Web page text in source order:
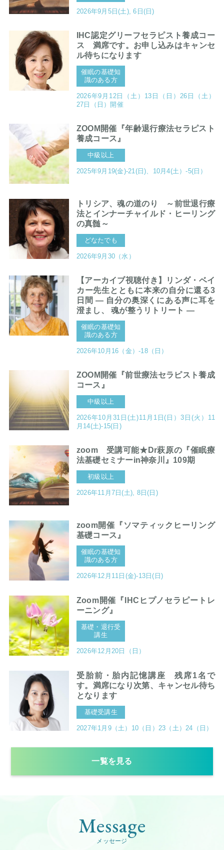
2026年9月5日(土), 6日(日)
IHC認定グリーフセラピスト養成コー
ス 満席です。お申し込みはキャンセ
ル待ちになります
催眠の基礎知
識のある方
2026年9月12日（土）13日（日）26日（土）
27日（日）開催
ZOOM開催『年齢退行療法セラピスト
養成コース』
中級以上
2025年9月19(金)-21(日)、10月4(土）-5(日）
トリシア、魂の道のり ～前世退行療
法とインナーチャイルド・ヒーリング
の真髄～
どなたでも
2026年9月30（水）
【アーカイブ視聴付き】リンダ・ベイ
カー先生とともに本来の自分に還る3
日間 ― 自分の奥深くにある声に耳を
澄まし、 魂が整うリトリート ―
催眠の基礎知
識のある方
2026年10月16（金）-18（日）
ZOOM開催『前世療法セラピスト養成
コース』
中級以上
2026年10月31日(土)11月1日(日）3日(火）11
月14(土)-15(日)
zoom 受講可能★Dr萩原の『催眠療
法基礎セミナーin神奈川』109期
初級以上
2026年11月7日(土), 8日(日)
zoom開催『ソマティックヒーリング
基礎コース』
催眠の基礎知
識のある方
2026年12月11日(金)-13日(日)
Zoom開催『IHCヒプノセラピートレ
ーニング』
基礎・退行受
講生
2026年12月20日（日）
受胎前・胎内記憶講座 残席1名で
す。満席になり次第、キャンセル待ち
となります
基礎受講生
2027年1月9（土）10（日）23（土）24（日）
一覧を見る
メッセージ